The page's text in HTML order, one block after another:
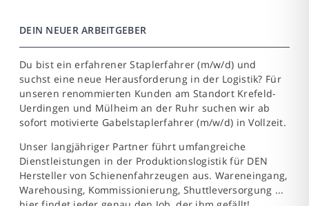
DEIN NEUER ARBEITGEBER
Du bist ein erfahrener Staplerfahrer (m/w/d) und
suchst eine neue Herausforderung in der Logistik? Für
unseren renommierten Kunden am Standort Krefeld-
Uerdingen und Mülheim an der Ruhr suchen wir ab
sofort motivierte Gabelstaplerfahrer (m/w/d) in Vollzeit.
Unser langjähriger Partner führt umfangreiche
Dienstleistungen in der Produktionslogistik für DEN
Hersteller von Schienenfahrzeugen aus. Wareneingang,
Warehousing, Kommissionierung, Shuttleversorgung ...